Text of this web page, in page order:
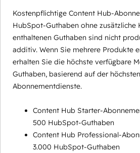
Kostenpflichtige Content Hub-
HubSpot-Guthaben ohne zusätzliche
enthaltenen Guthaben sind nicht
additiv. Wenn Sie mehrere Produkte
erhalten Sie die höchste verfügbare
Guthaben, basierend auf der
Abonnementdienste.
Content Hub Starter-
500 HubSpot-Guthaben
Content Hub Professional-
3.000 HubSpot-Guthaben